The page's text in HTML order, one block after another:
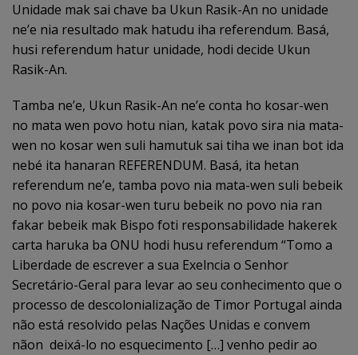
Unidade mak sai chave ba Ukun Rasik-An no unidade
ne’e nia resultado mak hatudu iha referendum. Basá,
husi referendum hatur unidade, hodi decide Ukun
Rasik-An.
Tamba ne’e, Ukun Rasik-An ne’e conta ho kosar-wen
no mata wen povo hotu nian, katak povo sira nia mata-
wen no kosar wen suli hamutuk sai tiha we inan bot ida
nebé ita hanaran REFERENDUM. Basá, ita hetan
referendum ne’e, tamba povo nia mata-wen suli bebeik
no povo nia kosar-wen turu bebeik no povo nia ran
fakar bebeik mak Bispo foti responsabilidade hakerek
carta haruka ba ONU hodi husu referendum “Tomo a
Liberdade de escrever a sua Exelncia o Senhor
Secretário-Geral para levar ao seu conhecimento que o
processo de descolonialização de Timor Portugal ainda
não está resolvido pelas Nações Unidas e convem
nãon deixá-lo no esquecimento […] venho pedir ao